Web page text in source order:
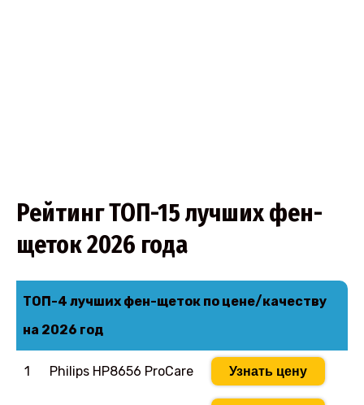
Рейтинг ТОП-15 лучших фен-
щеток 2026 года
ТОП-4 лучших фен-щеток по цене/качеству
на 2026 год
1 Philips HP8656 ProCare Узнать цену